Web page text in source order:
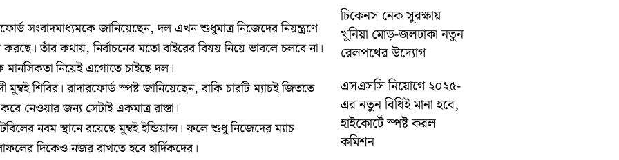
সংবাদমাধ্যমকে জানিয়েছেন, দল এখন শুধুমাত্র নিজেদের নিয়ন্ত্রণে
তাঁর কথায়, নির্বাচনের মতো বাইরের বিষয় নিয়ে ভাবলে চলবে না।
মানসিকতা নিয়েই এগোতে চাইছে দল।
শিবির। রাদারফোর্ড স্পষ্ট জানিয়েছেন, বাকি চারটি ম্যাচই জিততে
নেওয়ার জন্য সেটাই একমাত্র রাস্তা।
নবম স্থানে রয়েছে মুম্বই ইন্ডিয়ান্স। ফলে শুধু নিজেদের ম্যাচ
দিকেও নজর রাখতে হবে হার্দিকদের।
চিকেনস নেক সুরক্ষায়
খুনিয়া মোড়-জলঢাকা নতুন
রেলপথের উদ্যোগ
এসএসসি নিয়োগে ২০২৫-
এর নতুন বিধিই মানা হবে,
হাইকোর্টে স্পষ্ট করল
কমিশন